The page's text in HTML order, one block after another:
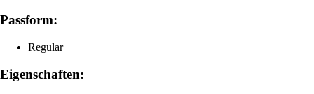
Passform:
Regular
Eigenschaften: